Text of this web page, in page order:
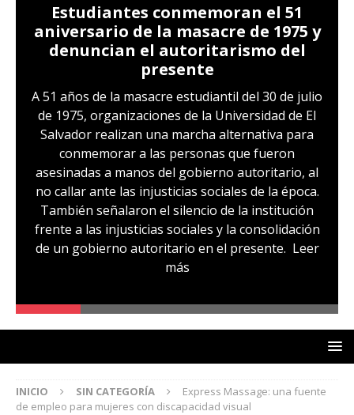
Estudiantes conmemoran el 51
aniversario de la masacre de 1975 y
denuncian el autoritarismo del
presente
A 51 años de la masacre estudiantil del 30 de julio
de 1975, organizaciones de la Universidad de El
Salvador realizan una marcha alternativa para
conmemorar a las personas que fueron
asesinadas a manos del gobierno autoritario, al
no callar ante las injusticias sociales de la época.
También señalaron el silencio de la institución
frente a las injusticias sociales y la consolidación
de un gobierno autoritario en el presente. Leer
más
INICIO SIN CATEGORÍA
Express Massage: una fuente
de empleo para mujeres con discapacidad visual